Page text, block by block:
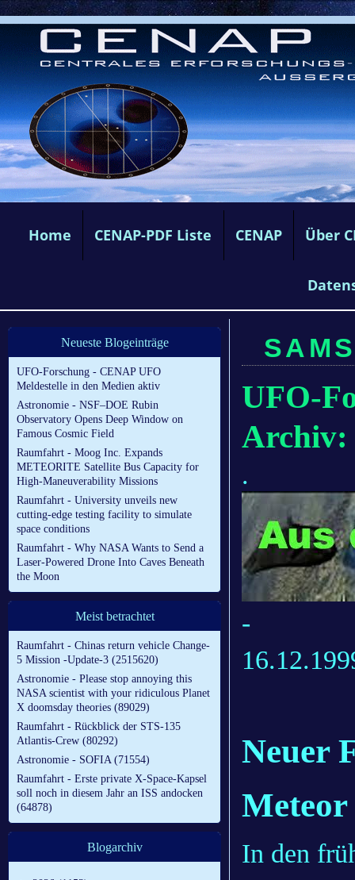
Home CENAP-PDF Liste CENAP Über
Neueste Blogeinträge
UFO-Forschung - CENAP UFO
Meldestelle in den Medien aktiv
Astronomie - NSF–DOE Rubin
Observatory Opens Deep Window on
Famous Cosmic Field
Raumfahrt - Moog Inc. Expands
METEORITE Satellite Bus Capacity for
High-Maneuverability Missions
Raumfahrt - University unveils new
cutting-edge testing facility to simulate
space conditions
Raumfahrt - Why NASA Wants to Send a
Laser-Powered Drone Into Caves Beneath
the Moon
Meist betrachtet
Raumfahrt - Chinas return vehicle Change-
5 Mission -Update-3 (2515620)
Astronomie - Please stop annoying this
NASA scientist with your ridiculous Planet
X doomsday theories (89029)
Raumfahrt - Rückblick der STS-135
Atlantis-Crew (80292)
Astronomie - SOFIA (71554)
Raumfahrt - Erste private X-Space-Kapsel
soll noch in diesem Jahr an ISS andocken
(64878)
Blogarchiv
UFO-
Archiv:
.
-
Neuer
In den